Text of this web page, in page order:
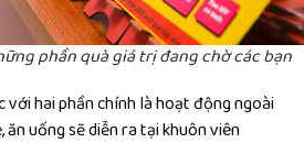
phần quà giá trị đang chờ các bạn
hai phần chính là hoạt động ngoài
uống sẽ diễn ra tại khuôn viên